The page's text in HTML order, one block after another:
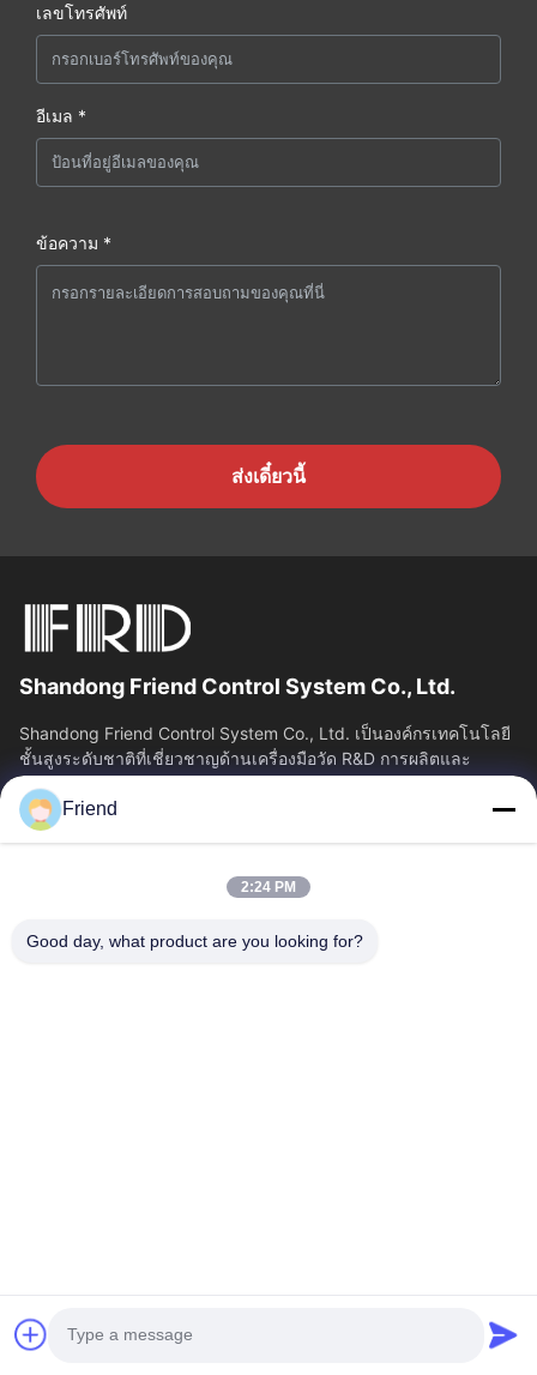
เลขโทรศัพท์
อีเมล *
ข้อความ *
ส่งเดี๋ยวนี้
Shandong Friend Control System Co., Ltd.
Shandong Friend Control System Co., Ltd. เป็นองค์กรเทคโนโลยี
ชั้นสูงระดับชาติที่เชี่ยวชาญด้านเครื่องมือวัด R&D การผลิตและ
บริการควบคุมอุตสาหกรรม...
ลิงค์เร็ว
เกี่ยวกับเรา
ทัวร์โรงงาน
ควบคุมคุณภาพ
Friend
2:24 PM
Good day, what product are you looking for?